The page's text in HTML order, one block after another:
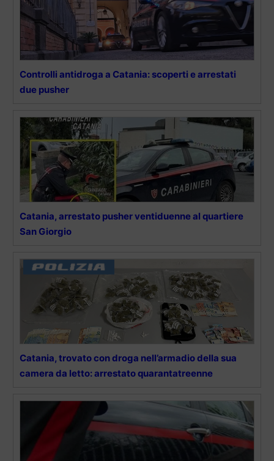
Controlli antidroga a Catania: scoperti e arrestati
due pusher
Catania, arrestato pusher ventiduenne al quartiere
San Giorgio
Catania, trovato con droga nell’armadio della sua
camera da letto: arrestato quarantatreenne